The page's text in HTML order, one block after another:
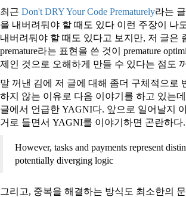
최근 Don't DRY Your Code Prematurely라는
을 내버려둬야 할 때도 있다 이런 주장이 나
내버려둬야 할 때도 있다고 보지만, 저 글은
premature라는 표현을 쓴 것이 premature
제인 것으로 오해하게 만들 수 있다는 점도
말 꺼낸 김에 저 글에 대해 좀더 구체적으로
하지 않는 이유로 다음 이야기를 하고 있는
글에서 언급한 YAGNI다. 앞으로 일어날지
거로 들면서 YAGNI를 이야기하면 곤란하다.
However, tasks and payments represent
potentially diverging logic
그리고, 중복을 해결하는 방식도 최소한의